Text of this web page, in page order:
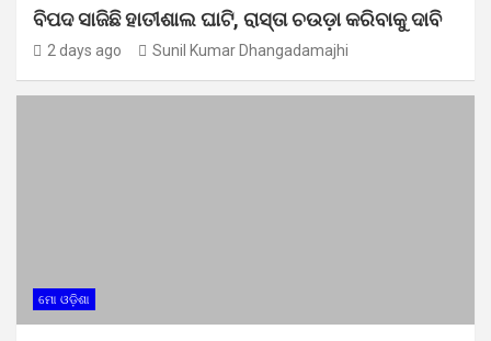
ବିପଦ ସାଜିଛି ହାତୀଶାଲ ଘାଟି, ରାସ୍ତା ଚଉଡ଼ା କରିବାକୁ ଦାବି
2 days ago Sunil Kumar Dhangadamajhi
ମୋ ଓଡ଼ିଶା